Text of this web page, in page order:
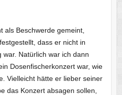
als Beschwerde gemeint,
dass er nicht in
war. Natürlich war ich dann
Dosenfischerkonzert war, wie
Vielleicht hätte er lieber seiner
das Konzert absagen sollen,